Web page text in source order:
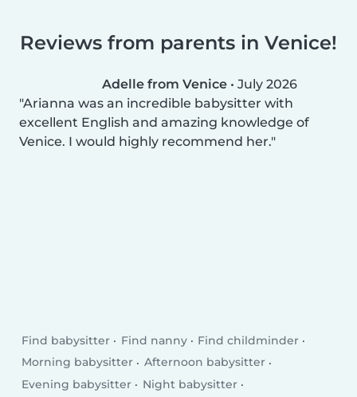
Reviews from parents in Venice!
Adelle from Venice • July 2026
Arianna was an incredible babysitter with
excellent English and amazing knowledge of
Venice. I would highly recommend her.
Find babysitter Find nanny
Find childminder
Morning babysitter
Afternoon babysitter
Evening babysitter
Night babysitter